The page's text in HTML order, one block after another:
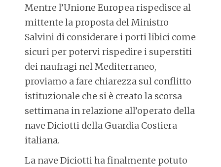
Mentre l’Unione Europea rispedisce al
mittente la proposta del Ministro
Salvini di considerare i porti libici come
sicuri per potervi rispedire i superstiti
dei naufragi nel Mediterraneo,
proviamo a fare chiarezza sul conflitto
istituzionale che si è creato la scorsa
settimana in relazione all’operato della
nave Diciotti della Guardia Costiera
italiana.
La nave Diciotti ha finalmente potuto